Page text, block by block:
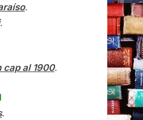
.
.
cap al 1900.
.